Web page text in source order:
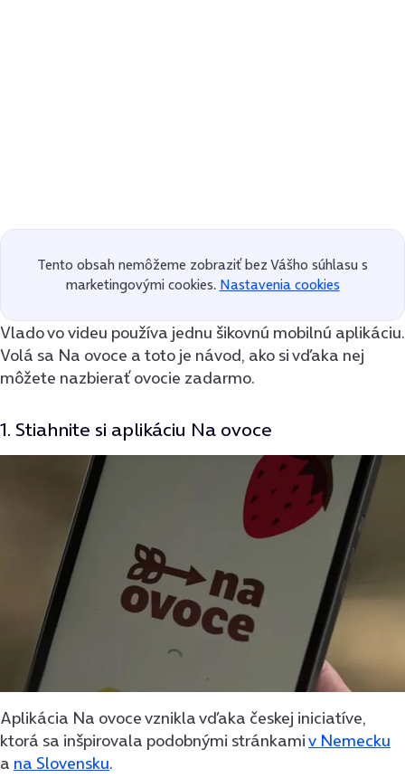
Tento obsah nemôžeme zobraziť bez Vášho súhlasu s
marketingovými cookies. Nastavenia cookies
Vlado vo videu používa jednu šikovnú mobilnú aplikáciu.
Volá sa Na ovoce a toto je návod, ako si vďaka nej
môžete nazbierať ovocie zadarmo.
1. Stiahnite si aplikáciu Na ovoce
Aplikácia Na ovoce vznikla vďaka českej iniciatíve,
ktorá sa inšpirovala podobnými stránkamiv Nemecku
a na Slovensku.